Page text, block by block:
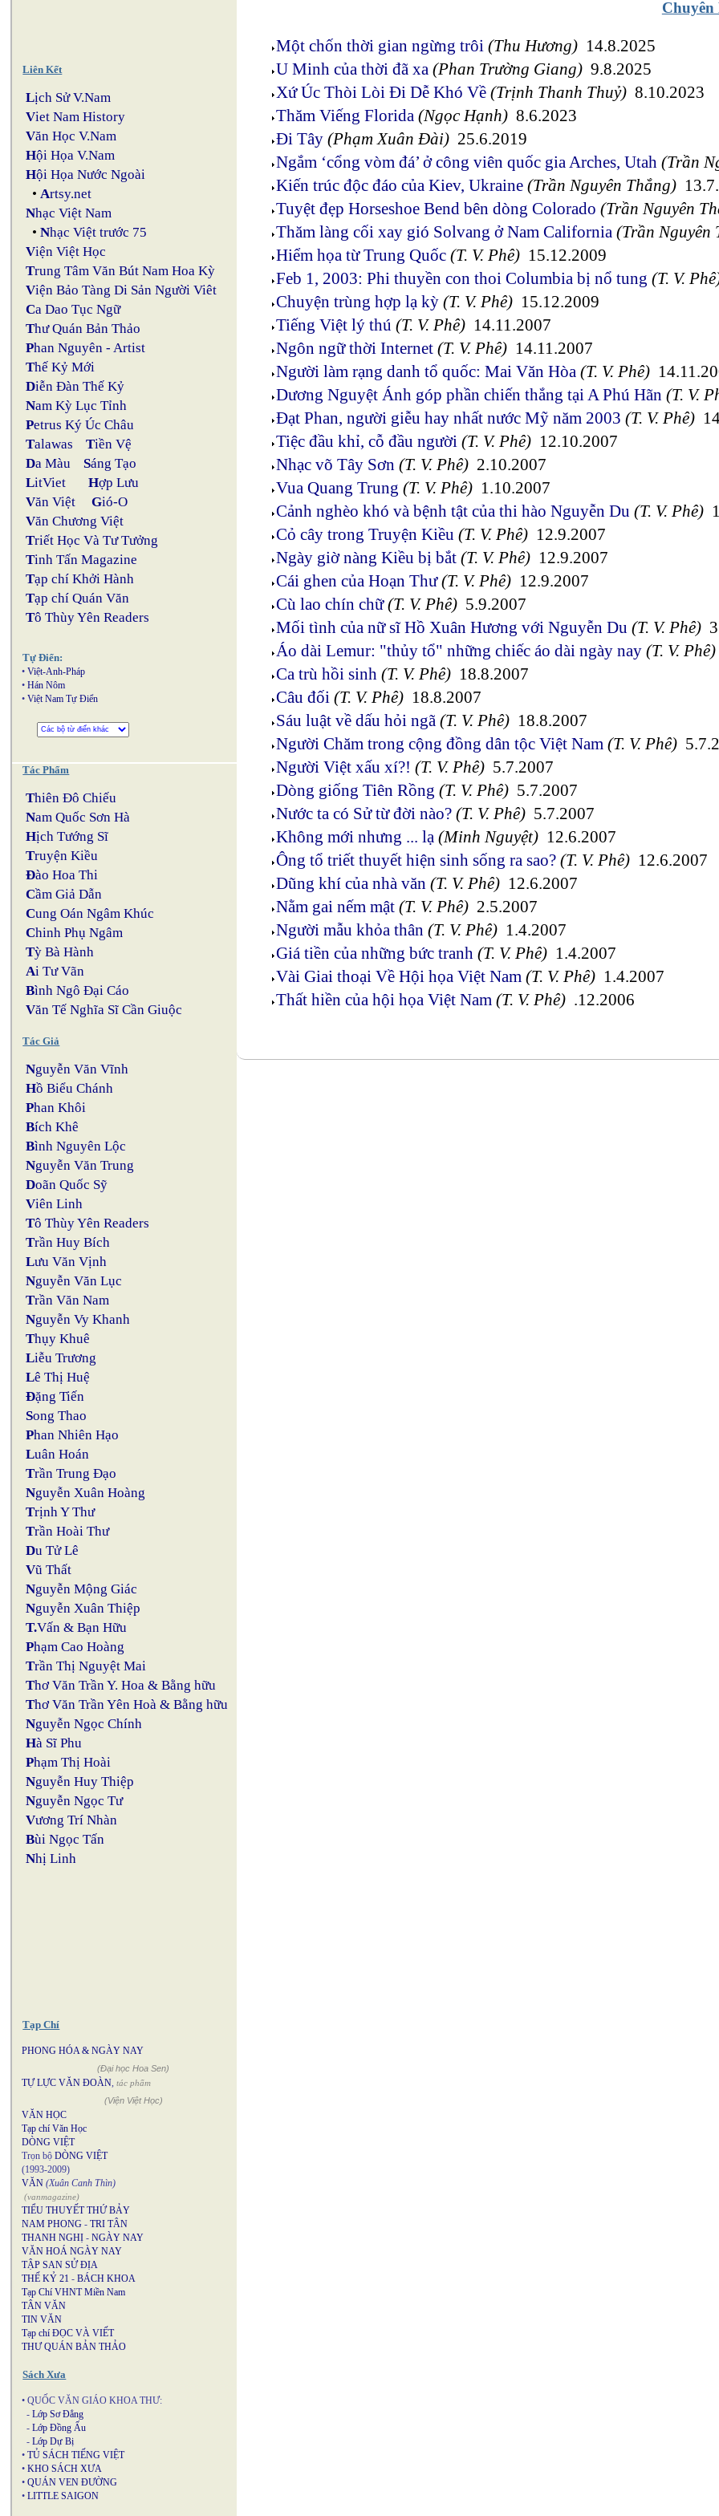
Liên Kết
Lịch Sử V.Nam
Viet Nam History
Văn Học V.Nam
Hội Họa V.Nam
Hội Họa Nước Ngoài
•Artsy.net
Nhạc Việt Nam
•Nhạc Việt trước 75
Viện Việt Học
Trung Tâm Văn Bút Nam Hoa Kỳ
Viện Bảo Tàng Di Sản Người Viêt
Ca Dao Tục Ngữ
Thư Quán Bản Thảo
Phan Nguyên - Artist
Thế Kỷ Mới
Diễn Đàn Thế Kỷ
Nam Kỳ Lục Tỉnh
Petrus Ký Úc Châu
Talawas Tiền Vệ
Da Màu Sáng Tạo
LitViet Hợp Lưu
Văn Việt Gió-O
Văn Chương Việt
Triết Học Và Tư Tưởng
Tinh Tấn Magazine
Tạp chí Khởi Hành
Tạp chí Quán Văn
Tô Thùy Yên Readers
Tự Điển:
• Việt-Anh-Pháp
• Hán Nôm
• Việt Nam Tự Điển
Tác Phẩm
Thiên Đô Chiếu
Nam Quốc Sơn Hà
Hịch Tướng Sĩ
Truyện Kiều
Đào Hoa Thi
Cầm Giả Dẫn
Cung Oán Ngâm Khúc
Chinh Phụ Ngâm
Tỳ Bà Hành
Ai Tư Vãn
Bình Ngô Đại Cáo
Văn Tế Nghĩa Sĩ Cần Giuộc
Tác Giả
Nguyễn Văn Vĩnh
Hồ Biểu Chánh
Phan Khôi
Bích Khê
Bình Nguyên Lộc
Nguyễn Văn Trung
Doãn Quốc Sỹ
Viên Linh
Tô Thùy Yên Readers
Trần Huy Bích
Lưu Văn Vịnh
Nguyễn Văn Lục
Trần Văn Nam
Nguyễn Vy Khanh
Thụy Khuê
Liễu Trương
Lê Thị Huệ
Đặng Tiến
Song Thao
Phan Nhiên Hạo
Luân Hoán
Trần Trung Đạo
Nguyễn Xuân Hoàng
Trịnh Y Thư
Trần Hoài Thư
Du Tử Lê
Vũ Thất
Nguyễn Mộng Giác
Nguyễn Xuân Thiệp
T.Vấn & Bạn Hữu
Phạm Cao Hoàng
Trần Thị Nguyệt Mai
Thơ Văn Trần Y. Hoa & Bằng hữu
Thơ Văn Trần Yên Hoà & Bằng hữu
Nguyễn Ngọc Chính
Hà Sĩ Phu
Phạm Thị Hoài
Nguyễn Huy Thiệp
Nguyễn Ngọc Tư
Vương Trí Nhàn
Bùi Ngọc Tấn
Nhị Linh
Tạp Chí
PHONG HÓA & NGÀY NAY
(Đại học Hoa Sen)
TỰ LỰC VĂN ĐOÀN, tác phẩm
(Viện Việt Học)
VĂN HỌC
Tạp chí Văn Học
DÒNG VIỆT
Trọn bộ DÒNG VIỆT
(1993-2009)
VĂN (Xuân Canh Thìn)
(vanmagazine)
TIỂU THUYẾT THỨ BẢY
NAM PHONG - TRI TÂN
THANH NGHỊ - NGÀY NAY
VĂN HOÁ NGÀY NAY
TẬP SAN SỬ ĐỊA
THẾ KỶ 21 - BÁCH KHOA
Tạp Chí VHNT Miền Nam
TÂN VĂN
TIN VĂN
Tạp chí ĐỌC VÀ VIẾT
THƯ QUÁN BẢN THẢO
Sách Xưa
• QUỐC VĂN GIÁO KHOA THƯ:
- Lớp Sơ Đẳng
- Lớp Đồng Ấu
- Lớp Dự Bị
• TỦ SÁCH TIẾNG VIỆT
• KHO SÁCH XƯA
• QUÁN VEN ĐƯỜNG
• LITTLE SAIGON
Một chốn thời gian ngừng trôi (Thu Hương) 14.8.2025
U Minh của thời đã xa (Phan Trường Giang) 9.8.2025
Xứ Úc Thòi Lòi Đi Dễ Khó Về (Trịnh Thanh Thuỷ) 8.10.2023
Thăm Viếng Florida (Ngọc Hạnh) 8.6.2023
Đi Tây (Phạm Xuân Đài) 25.6.2019
Ngắm ‘cổng vòm đá’ ở công viên quốc gia Arches, Utah (Trần
Kiến trúc độc đáo của Kiev, Ukraine (Trần Nguyên Thắng)
Tuyệt đẹp Horseshoe Bend bên dòng Colorado (Trần Nguyên
Thăm làng cối xay gió Solvang ở Nam California (Trần Nguyên
Hiểm họa từ Trung Quốc (T. V. Phê) 15.12.2009
Feb 1, 2003: Phi thuyền con thoi Columbia bị nổ tung (T. V.
Chuyện trùng hợp lạ kỳ (T. V. Phê) 15.12.2009
Tiếng Việt lý thú (T. V. Phê) 14.11.2007
Ngôn ngữ thời Internet (T. V. Phê) 14.11.2007
Người làm rạng danh tổ quốc: Mai Văn Hòa (T. V. Phê)
Dương Nguyệt Ánh góp phần chiến thắng tại A Phú Hãn (T. V.
Đạt Phan, người giễu hay nhất nước Mỹ năm 2003 (T. V. Phê)
Tiệc đầu khỉ, cỗ đầu người (T. V. Phê) 12.10.2007
Nhạc võ Tây Sơn (T. V. Phê) 2.10.2007
Vua Quang Trung (T. V. Phê) 1.10.2007
Cảnh nghèo khó và bệnh tật của thi hào Nguyễn Du (T. V. Phê)
Cỏ cây trong Truyện Kiều (T. V. Phê) 12.9.2007
Ngày giờ nàng Kiều bị bắt (T. V. Phê) 12.9.2007
Cái ghen của Hoạn Thư (T. V. Phê) 12.9.2007
Cù lao chín chữ (T. V. Phê) 5.9.2007
Mối tình của nữ sĩ Hồ Xuân Hương với Nguyễn Du (T. V. Phê)
Áo dài Lemur: "thủy tổ" những chiếc áo dài ngày nay (T. V. Phê)
Ca trù hồi sinh (T. V. Phê) 18.8.2007
Câu đối (T. V. Phê) 18.8.2007
Sáu luật về dấu hỏi ngã (T. V. Phê) 18.8.2007
Người Chăm trong cộng đồng dân tộc Việt Nam (T. V. Phê)
Người Việt xấu xí?! (T. V. Phê) 5.7.2007
Dòng giống Tiên Rồng (T. V. Phê) 5.7.2007
Nước ta có Sử từ đời nào? (T. V. Phê) 5.7.2007
Không mới nhưng ... lạ (Minh Nguyệt) 12.6.2007
Ông tổ triết thuyết hiện sinh sống ra sao? (T. V. Phê) 12.6.2007
Dũng khí của nhà văn (T. V. Phê) 12.6.2007
Nằm gai nếm mật (T. V. Phê) 2.5.2007
Người mẫu khỏa thân (T. V. Phê) 1.4.2007
Giá tiền của những bức tranh (T. V. Phê) 1.4.2007
Vài Giai thoại Về Hội họa Việt Nam (T. V. Phê) 1.4.2007
Thất hiền của hội họa Việt Nam (T. V. Phê) .12.2006